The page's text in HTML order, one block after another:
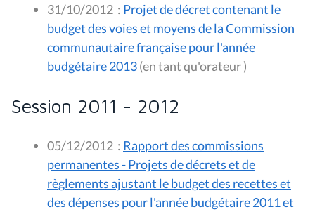
31/10/2012 : Projet de décret contenant le
budget des voies et moyens de la Commission
communautaire française pour l'année
budgétaire 2013
(en tant qu'orateur )
Session 2011 - 2012
05/12/2012 : Rapport des commissions
permanentes - Projets de décrets et de
règlements ajustant le budget des recettes et
des dépenses pour l'année budgétaire 2011 et